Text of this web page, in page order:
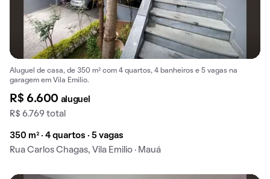
Aluguel de casa, de 350 m² com 4 quartos, 4 banheiros e 5 vagas na
garagem em Vila Emilio.
R$ 6.600 aluguel
R$ 6.769 total
350 m² · 4 quartos · 5 vagas
Rua Carlos Chagas, Vila Emilio · Mauá